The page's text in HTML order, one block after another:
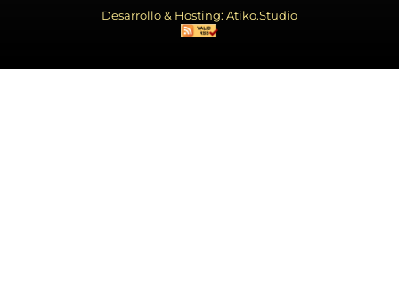
Desarrollo & Hosting: Atiko.Studio